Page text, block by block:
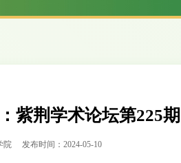
紫荆学术论坛第225期
院 发布时间：2024-05-10